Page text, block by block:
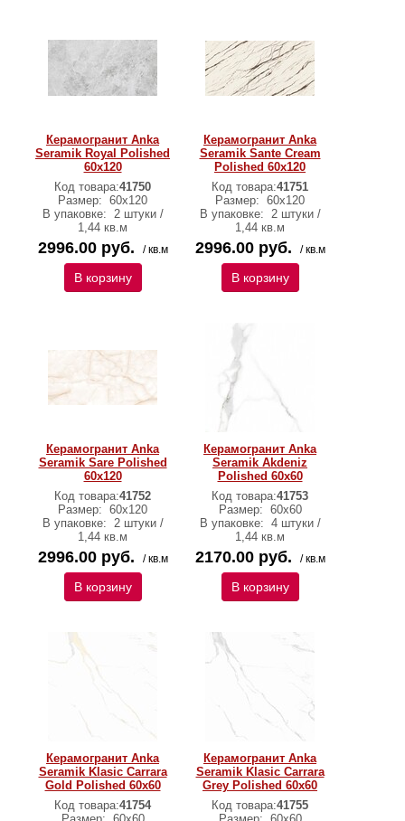
Керамогранит Anka
Seramik Royal Polished
60x120
Код товара:41750
Размер: 60х120
В упаковке: 2 штуки /
1,44 кв.м
2996.00 руб. / кв.м
В корзину
Керамогранит Anka
Seramik Sante Cream
Polished 60x120
Код товара:41751
Размер: 60х120
В упаковке: 2 штуки /
1,44 кв.м
2996.00 руб. / кв.м
В корзину
Керамогранит Anka
Seramik Sare Polished
60x120
Код товара:41752
Размер: 60х120
В упаковке: 2 штуки /
1,44 кв.м
2996.00 руб. / кв.м
В корзину
Керамогранит Anka
Seramik Akdeniz
Polished 60x60
Код товара:41753
Размер: 60х60
В упаковке: 4 штуки /
1,44 кв.м
2170.00 руб. / кв.м
В корзину
Керамогранит Anka
Seramik Klasic Carrara
Gold Polished 60х60
Код товара:41754
Керамогранит Anka
Seramik Klasic Carrara
Grey Polished 60x60
Код товара:41755